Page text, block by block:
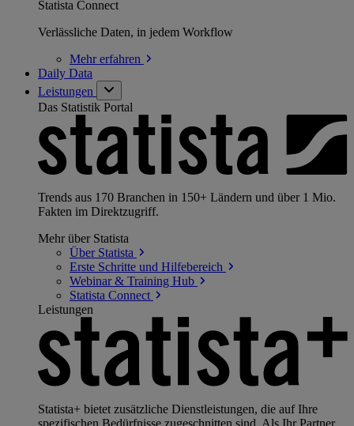
Statista Connect
Verlässliche Daten, in jedem Workflow
Mehrerfahren
Daily Data
Leistungen
Das Statistik Portal
Trends aus 170 Branchen in 150+ Ländern und über 1 Mio.
Fakten im Direktzugriff.
Mehr über Statista
Über Statista
Erste Schritte und Hilfebereich
Webinar & Training Hub
Statista Connect
Leistungen
Statista+ bietet zusätzliche Dienstleistungen, die auf Ihre
spezifischen Bedürfnisse zugeschnitten sind. Als Ihr Partner